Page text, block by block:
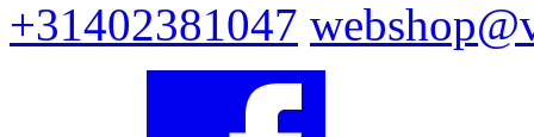
+31402381047